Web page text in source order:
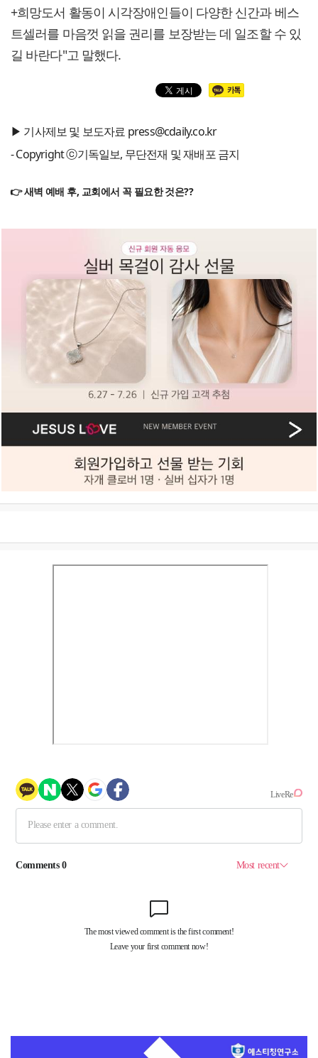
+희망도서 활동이 시각장애인들이 다양한 신간과 베스
트셀러를 마음껏 읽을 권리를 보장받는 데 일조할 수 있
길 바란다"고 말했다.
▶ 기사제보 및 보도자료 press@cdaily.co.kr
- Copyright ⓒ기독일보, 무단전재 및 재배포 금지
👉 새벽 예배 후, 교회에서 꼭 필요한 것은??